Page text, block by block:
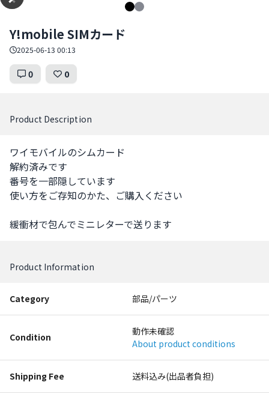
Y!mobile SIMカード
2025-06-13 00:13
0 0
Product Description
ワイモバイルのシムカード
解約済みです
番号を一部隠しています
使い方をご存知のかた、ご購入ください
緩衝材で包んでミニレターで送ります
Product Information
Category 部品/パーツ
Condition
動作未確認
About product conditions
Shipping Fee 送料込み(出品者負担)